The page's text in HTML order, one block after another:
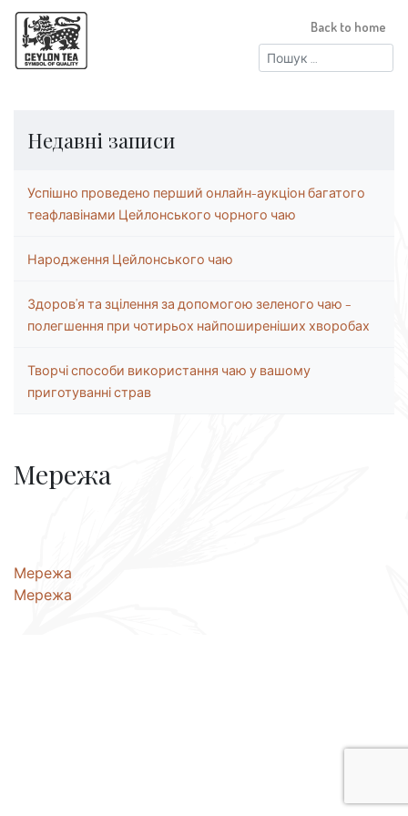
Пошук:
Back to home
Недавні записи
Успішно проведено перший онлайн-аукціон багатого
теафлавінами Цейлонського чорного чаю
Народження Цейлонського чаю
Здоров’я та зцілення за допомогою зеленого чаю –
полегшення при чотирьох найпоширеніших хворобах
Творчі способи використання чаю у вашому
приготуванні страв
Мережа
Навігація
записів
Мережа
Мережа